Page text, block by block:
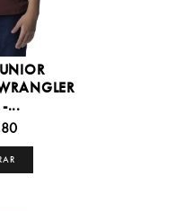
...